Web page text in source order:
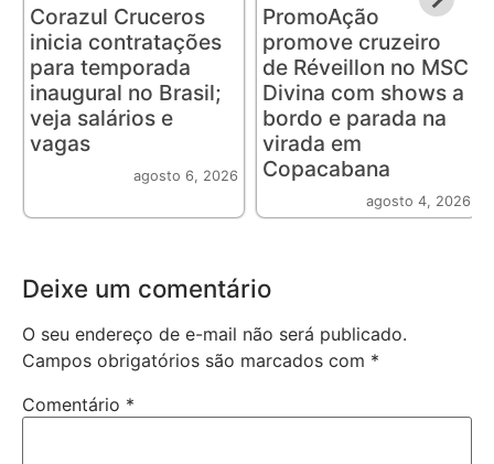
Corazul Cruceros
inicia contratações
para temporada
inaugural no Brasil;
veja salários e
vagas
agosto 6, 2026
PromoAção
promove cruzeiro
de Réveillon no MSC
Divina com shows a
bordo e parada na
virada em
Copacabana
agosto 4, 2026
Deixe um comentário
O seu endereço de e-mail não será publicado.
Campos obrigatórios são marcados com *
Comentário *